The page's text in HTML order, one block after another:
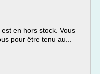
en hors stock. Vous
pour être tenu au...